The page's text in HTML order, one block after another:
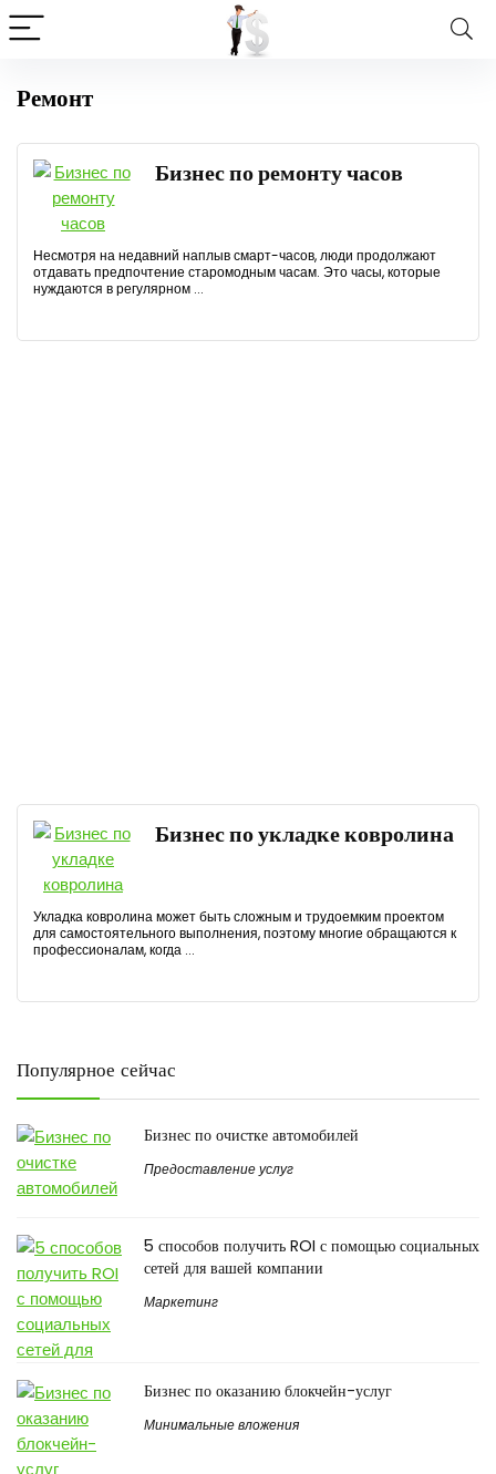
Ремонт
Бизнес по ремонту часов
Несмотря на недавний наплыв смарт-часов, люди продолжают
отдавать предпочтение старомодным часам. Это часы, которые
нуждаются в регулярном ...
Бизнес по укладке ковролина
Укладка ковролина может быть сложным и трудоемким проектом
для самостоятельного выполнения, поэтому многие обращаются к
профессионалам, когда ...
Популярное сейчас
Бизнес по очистке автомобилей
Предоставление услуг
5 способов получить ROI с помощью социальных
сетей для вашей компании
Маркетинг
Бизнес по оказанию блокчейн-услуг
Минимальные вложения